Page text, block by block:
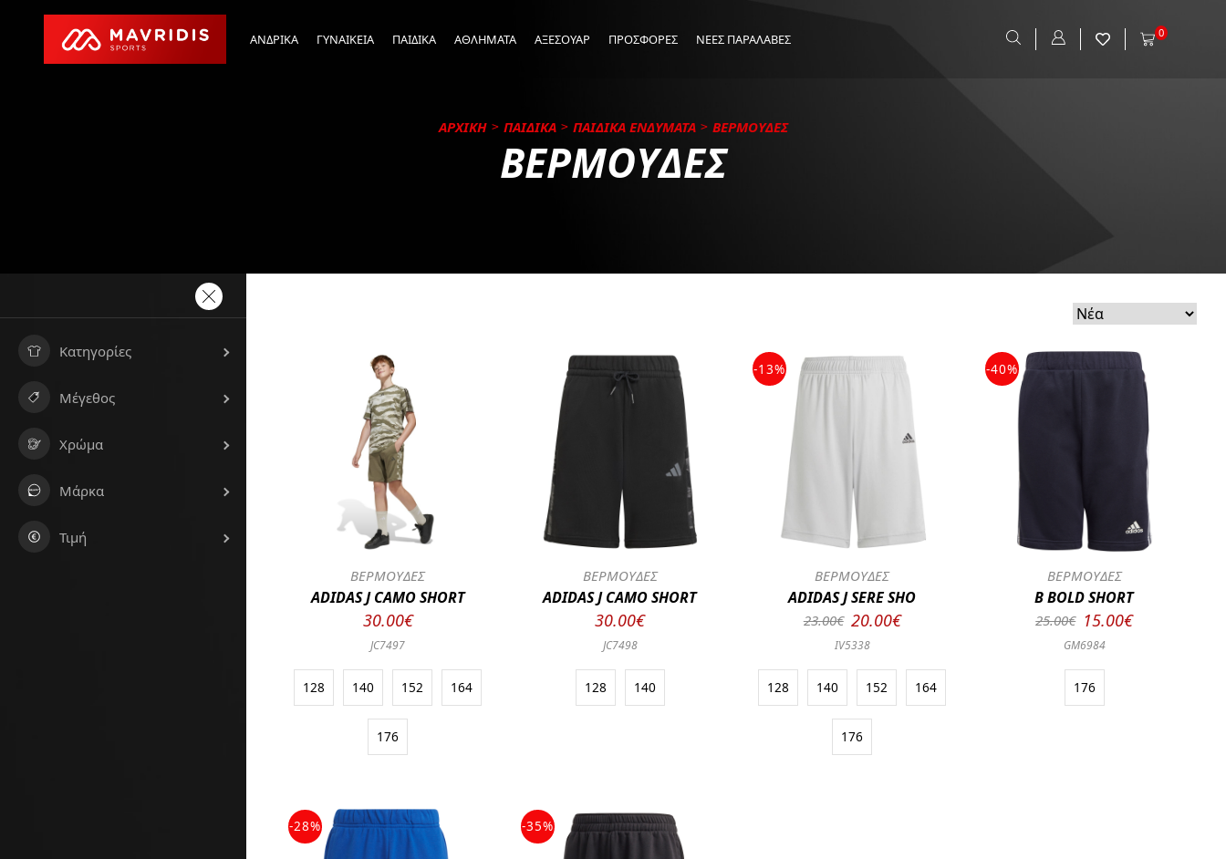
ΑΝΔΡΙΚΑ ΓΥΝΑΙΚΕΙΑ ΠΑΙΔΙΚΑ ΑΘΛΗΜΑΤΑ ΑΞΕΣΟΥΑΡ ΠΡΟΣΦΟΡΕΣ ΝΕΕΣ ΠΑΡΑΛΑΒΕΣ 0
ΑΡΧΙΚΗ ΠΑΙΔΙΚΑ ΠΑΙΔΙΚΑ ΕΝΔΥΜΑΤΑ ΒΕΡΜΟΥΔΕΣ
ΒΕΡΜΟΥΔΕΣ
Κατηγορίες
Μέγεθος
Χρώμα
Μάρκα
Τιμή
ΒΕΡΜΟΥΔΕΣ
ADIDAS J CAMO SHORT
30.00€
JC7497
128 140 152 164
176
ΒΕΡΜΟΥΔΕΣ
ADIDAS J CAMO SHORT
30.00€
JC7498
128 140
-13%
ΒΕΡΜΟΥΔΕΣ
ADIDAS J SERE SHO
23.00€ 20.00€
IV5338
128 140 152 164
176
-40%
ΒΕΡΜΟΥΔΕΣ
B BOLD SHORT
25.00€ 15.00€
GM6984
176
-28% -35%